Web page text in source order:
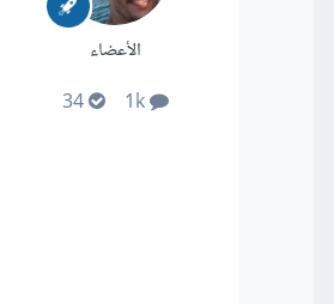
الأعضاء
1k
34